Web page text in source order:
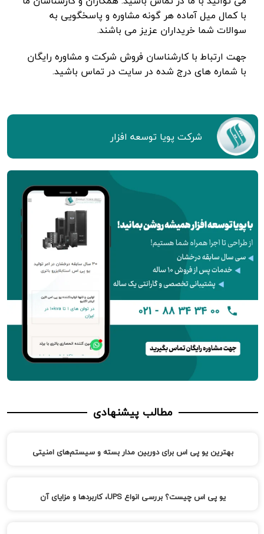
با کمال میل آماده هر گونه مشاوره و پاسخگویی به
سوالات شما خریداران عزیز می باشند.
جهت ارتباط با کارشناسان فروش شرکت و مشاوره رایگان
با شماره های درج شده در سایت در تماس باشید.
شركت پويا توسعه افزار
مطالب پیشنهادی
بهترین یو پی اس برای دوربین مدار بسته و سیستم‌های امنیتی
یو پی اس چیست؟ بررسی انواع UPS، کاربردها و مزایای آن